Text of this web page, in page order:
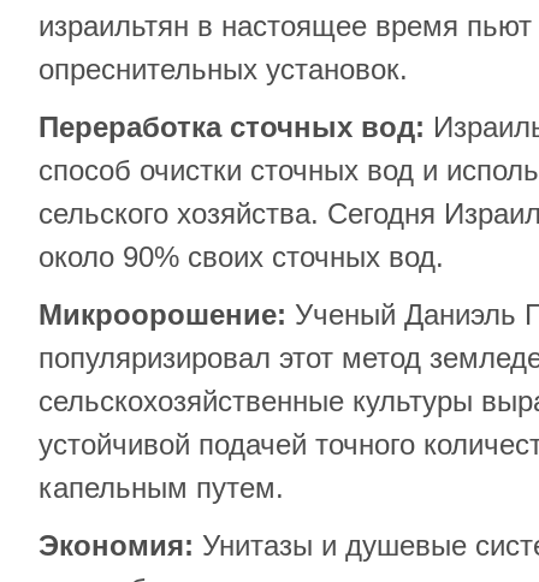
израильтян в настоящее время пьют
опреснительных установок.
Переработка сточных вод:
способ очистки сточных вод и
сельского хозяйства. Сегодня
около 90% своих сточных вод.
Микроорошение: Ученый Даниэль
популяризировал этот метод
сельскохозяйственные культуры
устойчивой подачей точного
капельным путем.
Экономия: Унитазы и душевые